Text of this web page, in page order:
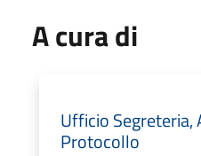
A cura di
Ufficio Segreteria,
Protocollo